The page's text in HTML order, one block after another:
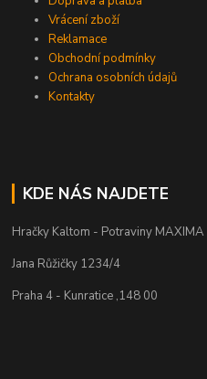
Vrácení zboží
Reklamace
Obchodní podmínky
Ochrana osobních údajů
Kontakty
KDE NÁS NAJDETE
Hračky Kaltom - Potraviny MAXIMA
Jana Růžičky 1234/4
Praha 4 - Kunratice ,148 00